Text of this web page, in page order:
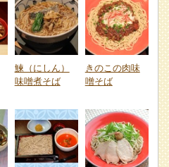
鰊（にしん）
味噌煮そば
きのこの肉味
噌そば